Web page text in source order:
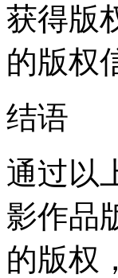
获得版
的版权
结语
通过以
影作品
的版权